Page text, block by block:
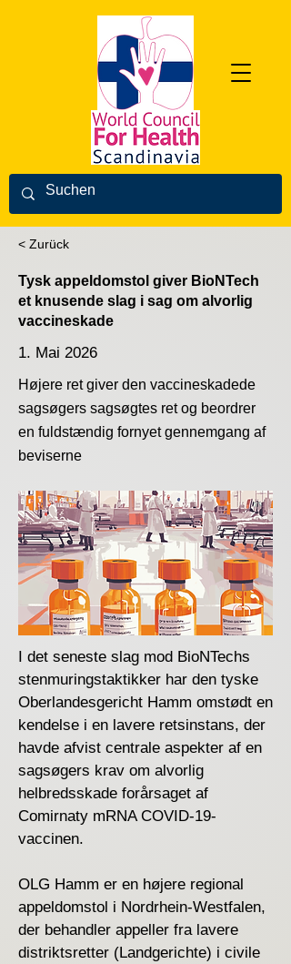
< Zurück
Tysk appeldomstol giver BioNTech
et knusende slag i sag om alvorlig
vaccineskade
1. Mai 2026
Højere ret giver den vaccineskadede
sagsøgers sagsøgtes ret og beordrer
en fuldstændig fornyet gennemgang af
beviserne
I det seneste slag mod BioNTechs
stenmuringstaktikker har den tyske
Oberlandesgericht Hamm omstødt en
kendelse i en lavere retsinstans, der
havde afvist centrale aspekter af en
sagsøgers krav om alvorlig
helbredsskade forårsaget af
Comirnaty mRNA COVID-19-
vaccinen.
OLG Hamm er en højere regional
appeldomstol i Nordrhein-Westfalen,
der behandler appeller fra lavere
distriktsretter (Landgerichte) i civile